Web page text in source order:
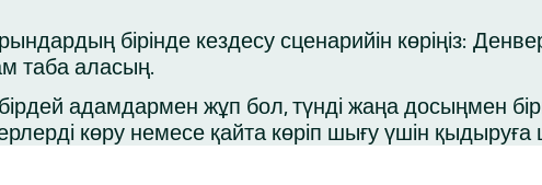
бірінде кездесу сценарийін көріңіз:
таба аласың.
адамдармен жұп бол, түнді жаңа досыңмен
көру немесе қайта көріп шығу үшін